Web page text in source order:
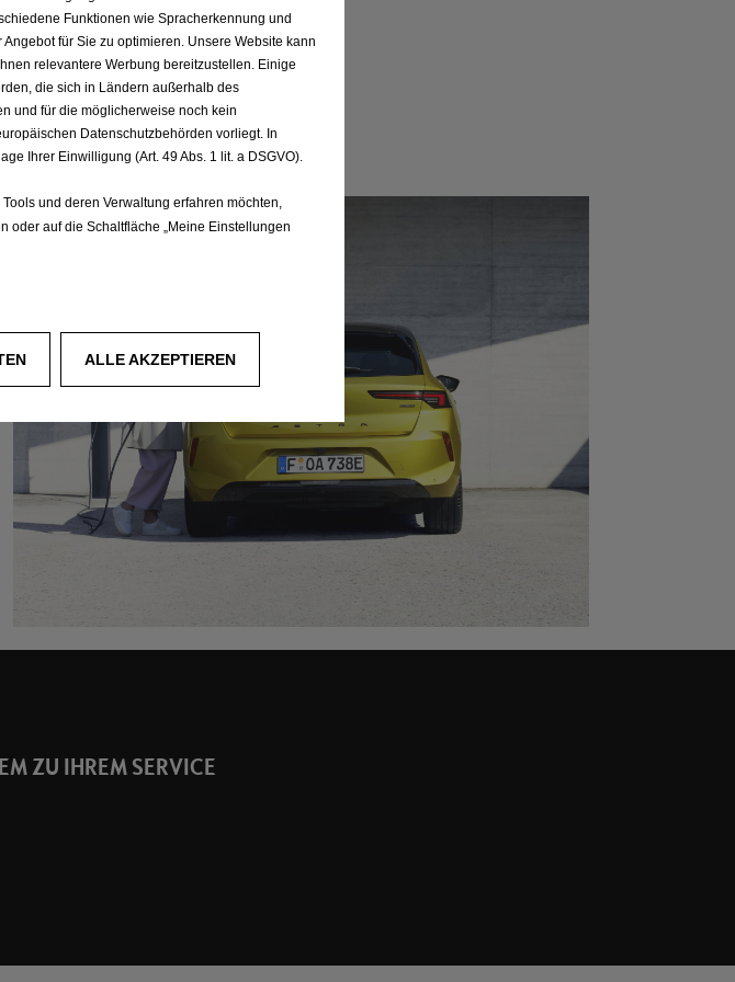
Garantiebeginn ab Juli 2025 verfügbar.
ZU IHREM SERVICE
Funktionen wie Spracherkennung und
für Sie zu optimieren. Unsere Website kann
relevantere Werbung bereitzustellen. Einige
die sich in Ländern außerhalb des
und für die möglicherweise noch kein
Datenschutzbehörden vorliegt. In
Ihrer Einwilligung (Art. 49 Abs. 1 lit. a DSGVO).
und deren Verwaltung erfahren möchten,
oder auf die Schaltfläche „Meine Einstellungen
ALLE AKZEPTIEREN